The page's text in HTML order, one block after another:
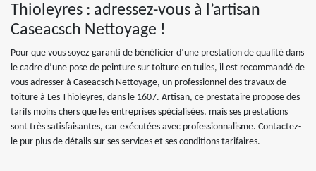
Thioleyres : adressez-vous à l’artisan
Caseacsch Nettoyage !
Pour que vous soyez garanti de bénéficier d’une prestation de qualité dans
le cadre d’une pose de peinture sur toiture en tuiles, il est recommandé de
vous adresser à Caseacsch Nettoyage, un professionnel des travaux de
toiture à Les Thioleyres, dans le 1607. Artisan, ce prestataire propose des
tarifs moins chers que les entreprises spécialisées, mais ses prestations
sont très satisfaisantes, car exécutées avec professionnalisme. Contactez-
le pur plus de détails sur ses services et ses conditions tarifaires.